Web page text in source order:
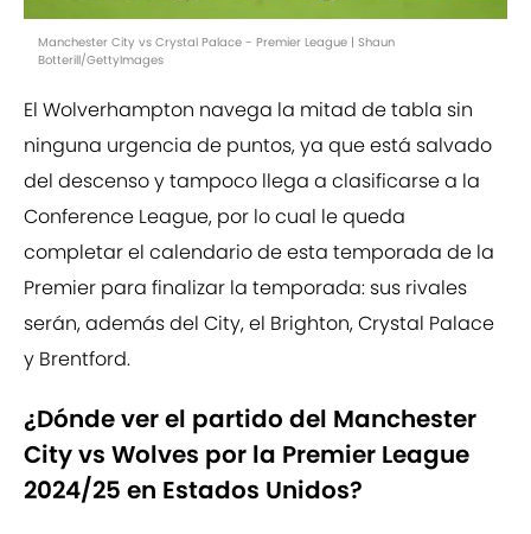
Manchester City vs Crystal Palace - Premier League | Shaun
Botterill/GettyImages
El Wolverhampton navega la mitad de tabla sin
ninguna urgencia de puntos, ya que está salvado
del descenso y tampoco llega a clasificarse a la
Conference League, por lo cual le queda
completar el calendario de esta temporada de la
Premier para finalizar la temporada: sus rivales
serán, además del City, el Brighton, Crystal Palace
y Brentford.
¿Dónde ver el partido del Manchester
City vs Wolves por la Premier League
2024/25 en Estados Unidos?